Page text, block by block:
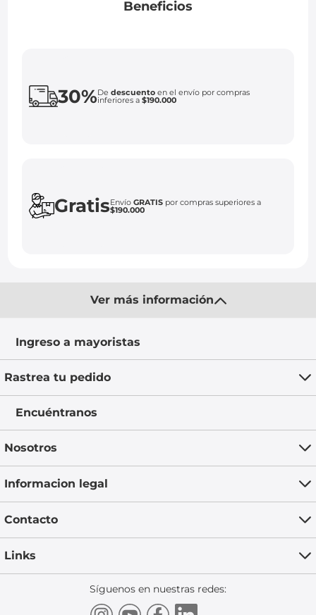
Beneficios
30%Dedescuento en el envío por compras
inferiores a$190.000
GratisEnvíoGRATIS por compras superiores a
$190.000
Ver más información
Ingreso a mayoristas
Rastrea tu pedido
Encuéntranos
Nosotros
Informacion legal
Contacto
Links
Síguenos en nuestras redes: